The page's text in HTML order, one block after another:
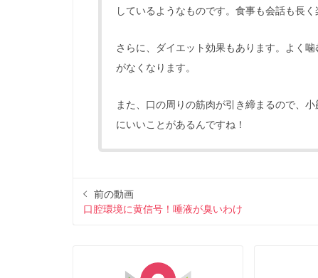
しているようなものです。食事も会話も長く
さらに、ダイエット効果もあります。よく
がなくなります。
また、口の周りの筋肉が引き締まるので、
にいいことがあるんですね！
前の動画
口腔環境に黄信号！唾液が臭いわけ